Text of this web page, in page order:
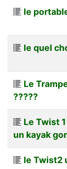
le
le quel
Le
?????
Le Twist
un kayak
le Twist2